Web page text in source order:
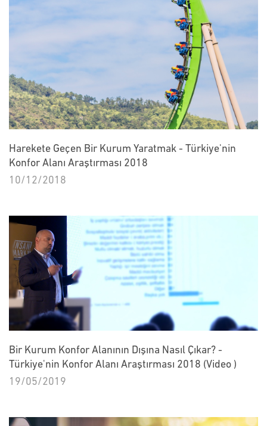
Harekete Geçen Bir Kurum Yaratmak - Türkiye'nin
Konfor Alanı Araştırması 2018
10/12/2018
Bir Kurum Konfor Alanının Dışına Nasıl Çıkar? -
Türkiye'nin Konfor Alanı Araştırması 2018 (Video )
19/05/2019